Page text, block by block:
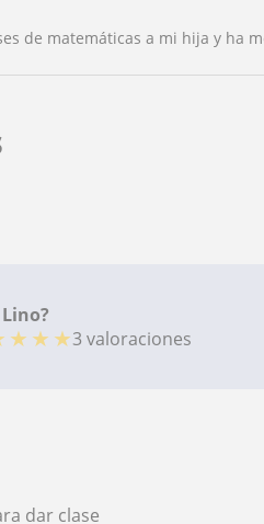
de matemáticas a mi hija y ha
★ ★ ★3 valoraciones
dar clase